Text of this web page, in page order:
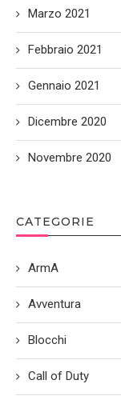
Marzo 2021
Febbraio 2021
Gennaio 2021
Dicembre 2020
Novembre 2020
CATEGORIE
ArmA
Avventura
Blocchi
Call of Duty